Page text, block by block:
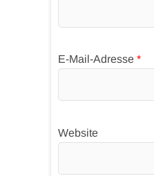
E-Mail-Adresse *
Website